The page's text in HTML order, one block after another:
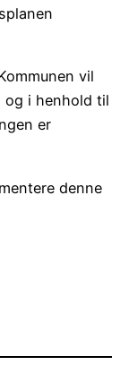
vil
og i henhold til
er
denne